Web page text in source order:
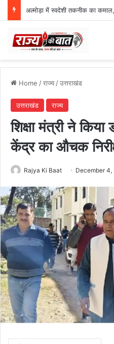
Home /राज्य/उत्तराखंड
उत्तराखंड राज्य
शिक्षा मंत्री ने किया
केंद्र का औचक
Rajya Ki Baat December 4,